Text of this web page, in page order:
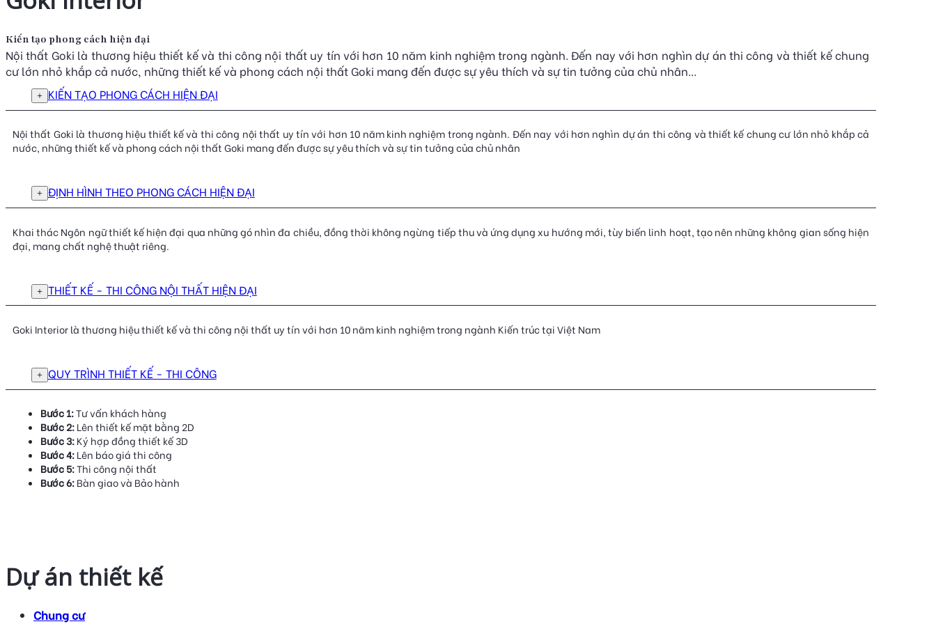
Kiến tạo phong cách hiện đại
Nội thất Goki là thương hiệu thiết kế và thi công nội thất uy tín với hơn 10 năm kinh nghiệm trong ngành. Đến nay với hơn nghìn dự án thi công và thiết kế chung
cư lớn nhỏ khắp cả nước, những thiết kế và phong cách nội thất Goki mang đến được sự yêu thích và sự tin tưởng của chủ nhân…
KIẾN TẠO PHONG CÁCH HIỆN ĐẠI
Nội thất Goki là thương hiệu thiết kế và thi công nội thất uy tín với hơn 10 năm kinh nghiệm trong ngành. Đến nay với hơn nghìn dự án thi công và thiết kế chung cư lớn nhỏ khắp cả
nước, những thiết kế và phong cách nội thất Goki mang đến được sự yêu thích và sự tin tưởng của chủ nhân
ĐỊNH HÌNH THEO PHONG CÁCH HIỆN ĐẠI
Khai thác Ngôn ngữ thiết kế hiện đại qua những gó nhìn đa chiều, đồng thời không ngừng tiếp thu và ứng dụng xu hướng mới, tùy biến linh hoạt, tạo nên những không gian sống hiện
đại, mang chất nghệ thuật riêng.
THIẾT KẾ - THI CÔNG NỘI THẤT HIỆN ĐẠI
Goki Interior là thương hiệu thiết kế và thi công nội thất uy tín với hơn 10 năm kinh nghiệm trong ngành Kiến trúc tại Việt Nam
QUY TRÌNH THIẾT KẾ - THI CÔNG
Bước 1:Tư vấn khách hàng
Bước 2: Lên thiết kế mặt bằng 2D
Bước 3: Ký hợp đồng thiết kế 3D
Bước 4: Lên báo giá thi công
Bước 5:Thi công nội thất
Bước 6: Bàn giao và Bảo hành
Dự án thiết kế
Chung cư